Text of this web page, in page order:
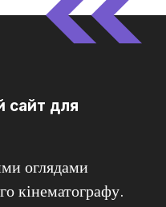
сайт для
оглядами
кінематографу.